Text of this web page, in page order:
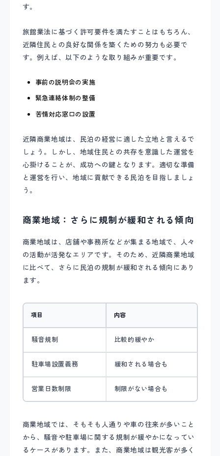
す。
旅館業法に基づく許可要件を満たすことはもちろん、
近隣住民との良好な関係を築くための努力も必要で
す。例えば、以下のような取り組みが重要です。
事前の説明会の実施
緊急連絡体制の整備
苦情対応窓口の設置
近隣商業地域は、民泊の経営に適した立地と言えるで
しょう。しかし、地域住民との共存を意識した運営を
心掛けることが、成功への鍵となります。適切な準備
と運営を行い、地域に貢献できる民泊を目指しましょ
う。
商業地域：さらに規制が緩和される傾向
商業地域は、店舗や事務所などが集まる地域で、人々
の活動が活発なエリアです。そのため、近隣商業地域
に比べて、さらに民泊の規制が緩和される傾向にあり
ます。
項目 内容
騒音規制 比較的緩やか
駐車場設置義務 緩和される場合も
営業日数制限 制限がない場合も
商業地域では、そもそも人通りや車の往来が多いこと
から、騒音や駐車場に関する規制が緩やかになってい
るケースがあります。また、商業地域は観光客が多く